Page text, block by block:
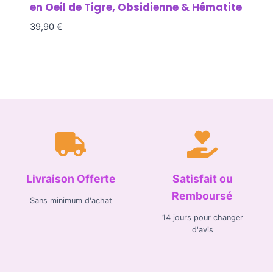
en Oeil de Tigre, Obsidienne & Hématite
39,90 €
Livraison Offerte
Sans minimum d'achat
Satisfait ou
Remboursé
14 jours pour changer
d'avis